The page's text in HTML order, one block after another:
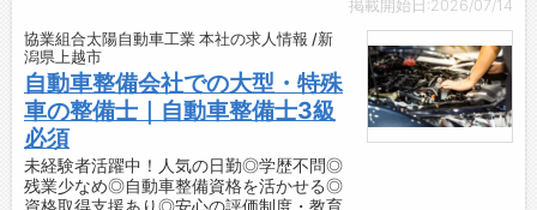
キャデラック、シボレー、フォード、クライス
ラー、ジープ、ジャガー、ロータス、
ボルボ、プジョー、ルノー、シトロエン、フィ
／
車好き求む！未経験の方も大歓迎です◎
掲載開始日:2026/07/14
協業組合太陽自動車工業 本社の求人情報 /新
潟県上越市
自動車整備会社での大型・特殊
車の整備士｜自動車整備士3級
必須
未経験者活躍中！人気の日勤◎学歴不問◎
残業少なめ◎自動車整備資格を活かせる◎